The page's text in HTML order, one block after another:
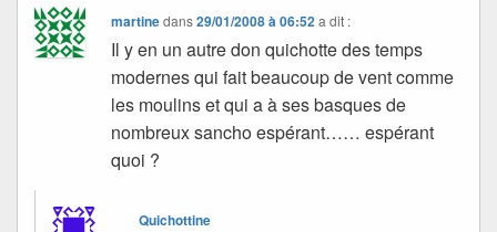
martinedans29/01/2008 à 06:52 a dit :
Il y en un autre don quichotte des temps
modernes qui fait beaucoup de vent comme
les moulins et qui a à ses basques de
nombreux sancho espérant…… espérant
quoi ?
Quichottine